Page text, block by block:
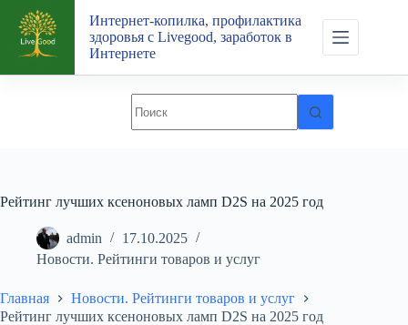
Перейти
сути
Интернет-копилка, профилактика
здоровья с Livegood, заработок в
Интернете
Рейтинг лучших ксеноновых ламп D2S на 2025 год
admin
17.10.2025
Новости. Рейтинги товаров и услуг
Главная
Новости. Рейтинги товаров и услуг
Рейтинг лучших ксеноновых ламп D2S на 2025 год